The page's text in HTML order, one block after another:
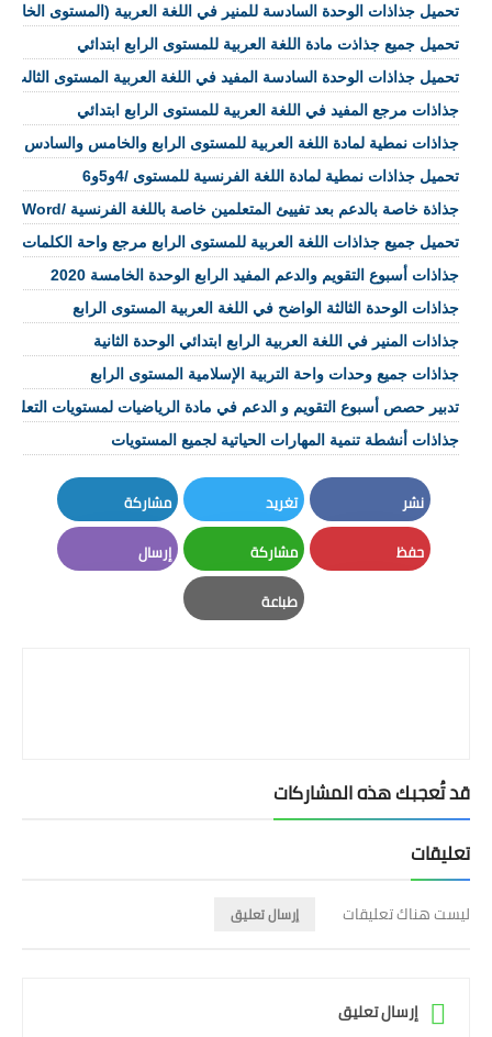
تحميل جذاذات الوحدة السادسة للمنير في اللغة العربية (المستوى
تحميل جميع جذاذت مادة اللغة العربية للمستوى الرابع ابتدائي
تحميل جذاذات الوحدة السادسة المفيد في اللغة العربية المستوى الثالث
جذاذات مرجع المفيد في اللغة العربية للمستوى الرابع ابتدائي
جذاذات نمطية لمادة اللغة العربية للمستوى الرابع والخامس والسادس
تحميل جذاذات نمطية لمادة اللغة الفرنسية للمستوى /4و5و6
جذاذة خاصة بالدعم بعد تفييئ المتعلمين خاصة باللغة الفرنسية /Word وpdf
تحميل جميع جذاذات اللغة العربية للمستوى الرابع مرجع واحة الكلمات
جذاذات أسبوع التقويم والدعم المفيد الرابع الوحدة الخامسة 2020
جذاذات الوحدة الثالثة الواضح في اللغة العربية المستوى الرابع
‪جذاذات المنير في اللغة العربية الرابع ابتدائي الوحدة الثانية
جذاذات جميع وحدات واحة التربية الإسلامية المستوى الرابع
تدبير حصص أسبوع التقويم و الدعم في مادة الرياضيات لمستويات التعليم
جذاذات أنشطة تنمية المهارات الحياتية لجميع المستويات
نشر
Facebook
تغريد
Twitter
مشاركة
LinkedIn
حفظ مشاركة
Whatsapp
إرسال
طباعة
قد تُعجبك هذه المشاركات
تعليقات
ليست هناك تعليقات إرسال تعليق
إرسال تعليق